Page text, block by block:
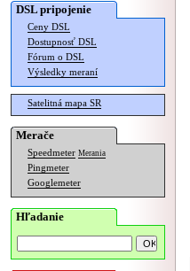
DSL pripojenie
Ceny DSL
Dostupnosť DSL
Fórum o DSL
Výsledky meraní
Satelitná mapa SR
Merače
Speedmeter Merania
Pingmeter
Googlemeter
Hľadanie